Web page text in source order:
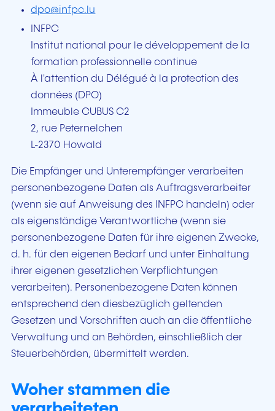
dpo@infpc.lu
INFPC
Institut national pour le développement de la
formation professionnelle continue
À l'attention du Délégué à la protection des
données (DPO)
Immeuble CUBUS C2
2, rue Peternelchen
L-2370 Howald
Die Empfänger und Unterempfänger verarbeiten
personenbezogene Daten als Auftragsverarbeiter
(wenn sie auf Anweisung des INFPC handeln) oder
als eigenständige Verantwortliche (wenn sie
personenbezogene Daten für ihre eigenen Zwecke,
d. h. für den eigenen Bedarf und unter Einhaltung
ihrer eigenen gesetzlichen Verpflichtungen
verarbeiten). Personenbezogene Daten können
entsprechend den diesbezüglich geltenden
Gesetzen und Vorschriften auch an die öffentliche
Verwaltung und an Behörden, einschließlich der
Steuerbehörden, übermittelt werden.
Woher stammen die